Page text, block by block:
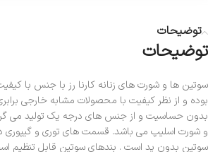
توضیحات
توضیحات
سوتین ها و شورت های زنانه کارنا رز با جنس با کیفیت
بوده و از نظر کیفیت با محصولات مشابه خارجی
بدون حساسیت و از جنس های درجه یک تولید می
و شورت اسلیپ می باشد. قسمت های توری و
سوتین بدون پد است . بندهای سوتین قابل تنظیم